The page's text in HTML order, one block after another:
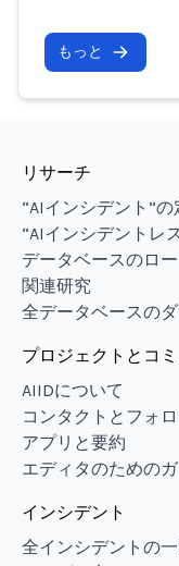
もっと
リサーチ
“AIインシデント”の
“AIインシデントレ
データベースのロ
関連研究
全データベースの
プロジェクトとコ
AIIDについて
コンタクトとフォ
アプリと要約
エディタのための
インシデント
全インシデントの